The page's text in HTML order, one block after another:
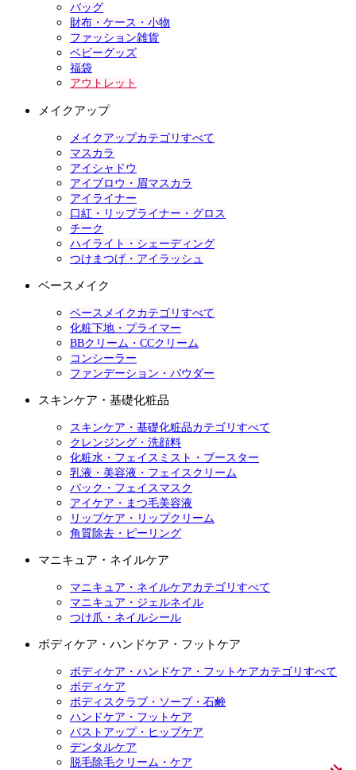
バッグ
財布・ケース・小物
ファッション雑貨
ベビーグッズ
福袋
アウトレット
メイクアップ
メイクアップカテゴリすべて
マスカラ
アイシャドウ
アイブロウ・眉マスカラ
アイライナー
口紅・リップライナー・グロス
チーク
ハイライト・シェーディング
つけまつげ・アイラッシュ
ベースメイク
ベースメイクカテゴリすべて
化粧下地・プライマー
BBクリーム・CCクリーム
コンシーラー
ファンデーション・パウダー
スキンケア・基礎化粧品
スキンケア・基礎化粧品カテゴリすべて
クレンジング・洗顔料
化粧水・フェイスミスト・ブースター
乳液・美容液・フェイスクリーム
パック・フェイスマスク
アイケア・まつ毛美容液
リップケア・リップクリーム
角質除去・ピーリング
マニキュア・ネイルケア
マニキュア・ネイルケアカテゴリすべて
マニキュア・ジェルネイル
つけ爪・ネイルシール
ボディケア・ハンドケア・フットケア
ボディケア・ハンドケア・フットケアカテゴリすべて
ボディケア
ボディスクラブ・ソープ・石鹸
ハンドケア・フットケア
バストアップ・ヒップケア
デンタルケア
脱毛除毛クリーム・ケア